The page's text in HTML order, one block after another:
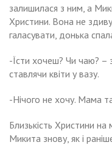
залишилася з ним, а
Христини. Вона не
галасувати, донька
-Їсти хочеш? Чи чаю? –
ставлячи квіти у вазу.
-Нічого не хочу. Мама
Близькість Христини
Микита знову, як і